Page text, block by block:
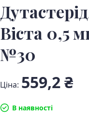
Віста 0,5
№30
Ціна: 559,2 ₴
В наявності